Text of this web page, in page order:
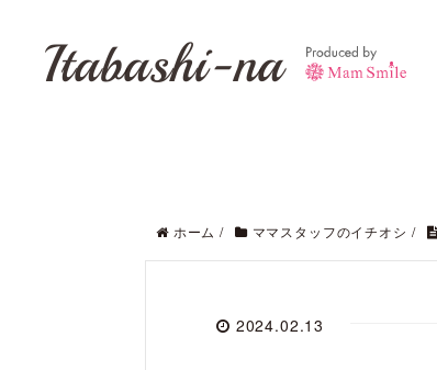
Itabashi-na
ホーム / ママスタッフのイチオシ /
2024.02.13